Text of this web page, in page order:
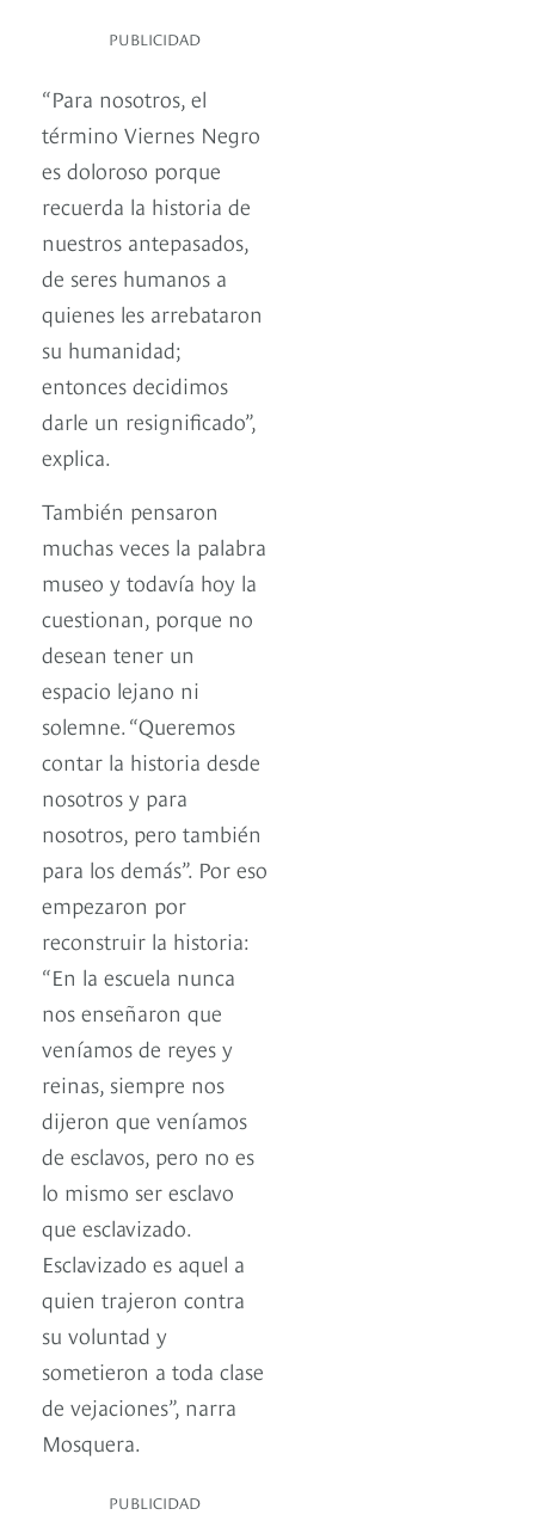
PUBLICIDAD
“Para nosotros, el
término Viernes Negro
es doloroso porque
recuerda la historia de
nuestros antepasados,
de seres humanos a
quienes les arrebataron
su humanidad;
entonces decidimos
darle un resignificado”,
explica.
También pensaron
muchas veces la palabra
museo y todavía hoy la
cuestionan, porque no
desean tener un
espacio lejano ni
solemne. “Queremos
contar la historia desde
nosotros y para
nosotros, pero también
para los demás”. Por eso
empezaron por
reconstruir la historia:
“En la escuela nunca
nos enseñaron que
veníamos de reyes y
reinas, siempre nos
dijeron que veníamos
de esclavos, pero no es
lo mismo ser esclavo
que esclavizado.
Esclavizado es aquel a
quien trajeron contra
su voluntad y
sometieron a toda clase
de vejaciones”, narra
Mosquera.
PUBLICIDAD